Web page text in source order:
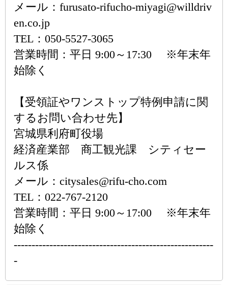
メール：furusato-rifucho-miyagi@willdriv
en.co.jp
TEL：050-5527-3065
営業時間：平日 9:00～17:30 ※年末年
始除く
【受領証やワンストップ特例申請に関
するお問い合わせ先】
宮城県利府町役場
経済産業部 商工観光課 シティセー
ルス係
メール：citysales@rifu-cho.com
TEL：022-767-2120
営業時間：平日 9:00～17:00 ※年末年
始除く
--------------------------------------------------------
-